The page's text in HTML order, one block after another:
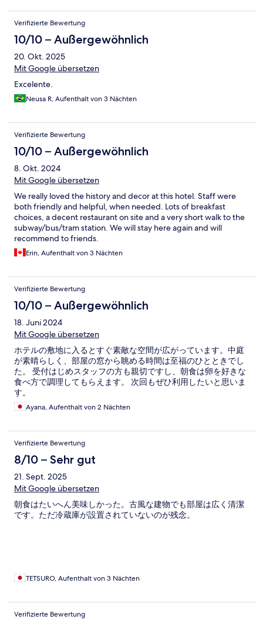
Fahrt erreichbar. Das familiengeführte Hotel bietet in
persönlicher Atmosphäre einen guten und zeitgemäßen
Komfort. Die Zugewandtheit des Personals ist besonders beim
Frühstücken, aber auch in dem separaten Speiselokal am
Eingang zum Innenhof spürbar.
Verifizierte Bewertung
10/10 – Außergewöhnlich
20. Okt. 2025
Mit Google übersetzen
Excelente.
Neusa R, Aufenthalt von 3 Nächten
Verifizierte Bewertung
10/10 – Außergewöhnlich
8. Okt. 2024
Mit Google übersetzen
We really loved the history and decor at this hotel. Staff were
both friendly and helpful, when needed. Lots of breakfast
choices, a decent restaurant on site and a very short walk to the
subway/bus/tram station. We will stay here again and will
recommend to friends.
Erin, Aufenthalt von 3 Nächten
Verifizierte Bewertung
10/10 – Außergewöhnlich
18. Juni 2024
Mit Google übersetzen
ホテルの敷地に入るとすぐ素敵な空間が広がっています。中庭
が素晴らしく、部屋の窓から眺める時間は至福のひとときでし
た。 受付はじめスタッフの方も親切ですし、朝食は卵を好きな
食べ方で調理してもらえます。 次回もぜひ利用したいと思いま
す。
Ayana, Aufenthalt von 2 Nächten
Verifizierte Bewertung
8/10 – Sehr gut
21. Sept. 2025
Mit Google übersetzen
朝食はたいへん美味しかった。古風な建物でも部屋は広く清潔
です。ただ冷蔵庫が設置されていないのが残念。
TETSURO, Aufenthalt von 3 Nächten
Verifizierte Bewertung